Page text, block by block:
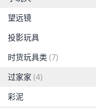
望远镜
投影玩具
时货玩具类 (7)
过家家 (4)
彩泥